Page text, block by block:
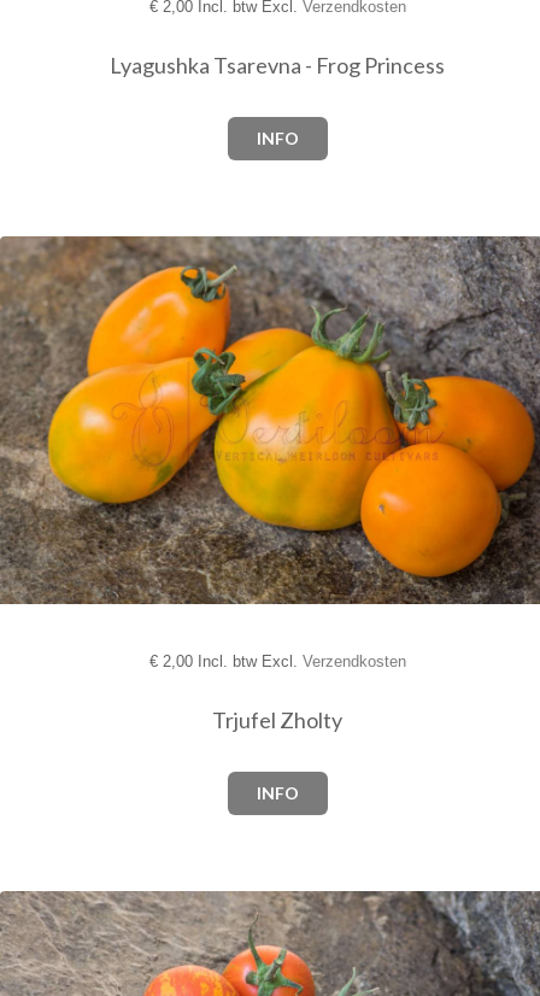
€2,00 Incl. btw Excl. Verzendkosten
Lyagushka Tsarevna - Frog Princess
INFO
€2,00 Incl. btw Excl. Verzendkosten
Trjufel Zholty
INFO